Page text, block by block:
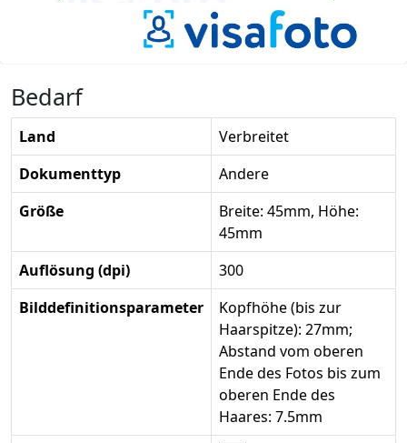
Bedarf
Land
Verbreitet
Dokumenttyp
Andere
Größe
Breite: 45mm, Höhe:
45mm
Auflösung (dpi)
300
Bilddefinitionsparameter
Kopfhöhe (bis zur
Haarspitze): 27mm;
Abstand vom oberen
Ende des Fotos bis zum
oberen Ende des
Haares: 7.5mm